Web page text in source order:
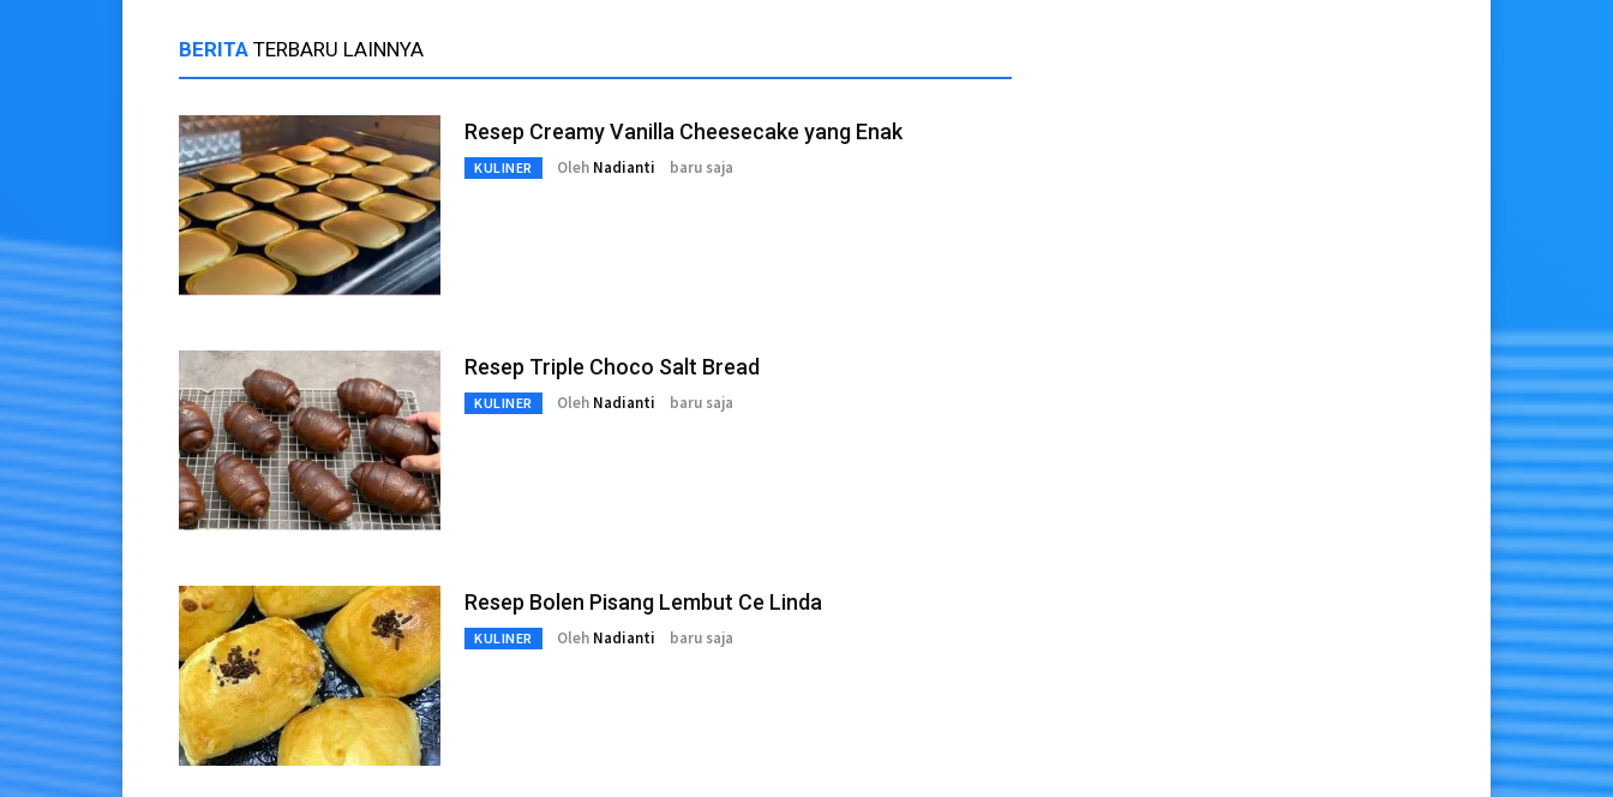
BERITA TERBARU LAINNYA
Resep Creamy Vanilla Cheesecake yang Enak
KULINER Oleh Nadianti baru saja
Resep Triple Choco Salt Bread
KULINER Oleh Nadianti baru saja
Resep Bolen Pisang Lembut Ce Linda
KULINER Oleh Nadianti baru saja